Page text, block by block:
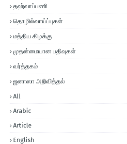
தஹ்வாப்பணி
தொழில்வாய்ப்புகள்
மத்திய கிழக்கு
முதன்மையான பதிவுகள்
வர்த்தகம்
ஜனாஸா அறிவித்தல்
All
Arabic
Article
English